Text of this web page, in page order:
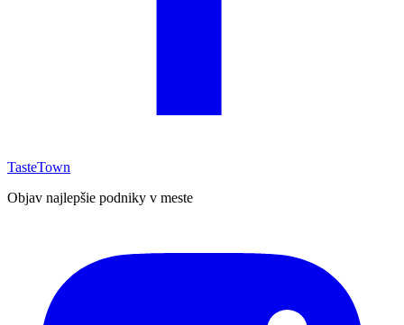
TasteTown
Objav najlepšie podniky v meste